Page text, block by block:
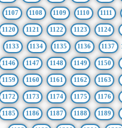
1107 1108 1109 1110 1111
1120 1121 1122 1123 1124
1133 1134 1135 1136 1137
1146 1147 1148 1149 1150
1159 1160 1161 1162 1163
1172 1173 1174 1175 1176
1185 1186 1187 1188 1189